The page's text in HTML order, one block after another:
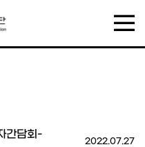
간담회-
2022.07.27